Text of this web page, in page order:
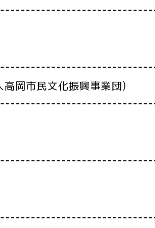
岡市民文化振興事業団)